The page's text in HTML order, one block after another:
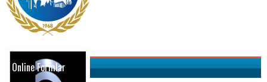
Online Formlar